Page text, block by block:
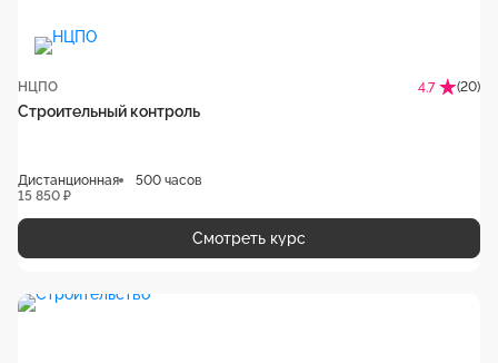
НЦПО 4.7 (20)
Строительный контроль
Дистанционная
500 часов
15 850 ₽
Смотреть курс